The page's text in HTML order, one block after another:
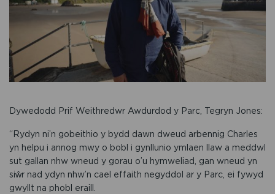
Dywedodd Prif Weithredwr Awdurdod y Parc, Tegryn Jones:
“Rydyn ni’n gobeithio y bydd dawn dweud arbennig Charles
yn helpu i annog mwy o bobl i gynllunio ymlaen llaw a meddwl
sut gallan nhw wneud y gorau o’u hymweliad, gan wneud yn
siŵr nad ydyn nhw’n cael effaith negyddol ar y Parc, ei fywyd
gwyllt na phobl eraill.